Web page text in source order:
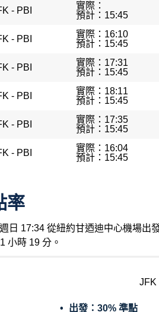
- PBI
實際：
預計：15:45
- PBI
實際：16:10
預計：15:45
- PBI
實際：17:31
預計：15:45
- PBI
實際：18:11
預計：15:45
- PBI
實際：17:35
預計：15:45
- PBI
實際：16:04
預計：15:45
率
日 17:34 從紐約甘迺迪中心機場出
小時 19 分。
JFK
出發： 30% 準點